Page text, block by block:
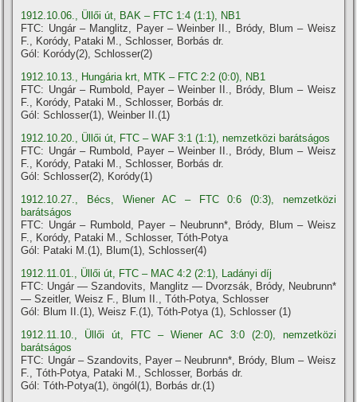
1912.10.06., Üllői út, BAK – FTC 1:4 (1:1), NB1
FTC: Ungár – Manglitz, Payer – Weinber II., Bródy, Blum – Weisz
F., Koródy, Pataki M., Schlosser, Borbás dr.
Gól: Koródy(2), Schlosser(2)
1912.10.13., Hungária krt, MTK – FTC 2:2 (0:0), NB1
FTC: Ungár – Rumbold, Payer – Weinber II., Bródy, Blum – Weisz
F., Koródy, Pataki M., Schlosser, Borbás dr.
Gól: Schlosser(1), Weinber II.(1)
1912.10.20., Üllői út, FTC – WAF 3:1 (1:1), nemzetközi barátságos
FTC: Ungár – Rumbold, Payer – Weinber II., Bródy, Blum – Weisz
F., Koródy, Pataki M., Schlosser, Borbás dr.
Gól: Schlosser(2), Koródy(1)
1912.10.27., Bécs, Wiener AC – FTC 0:6 (0:3), nemzetközi
barátságos
FTC: Ungár – Rumbold, Payer – Neubrunn*, Bródy, Blum – Weisz
F., Koródy, Pataki M., Schlosser, Tóth-Potya
Gól: Pataki M.(1), Blum(1), Schlosser(4)
1912.11.01., Üllői út, FTC – MAC 4:2 (2:1), Ladányi dí­j
FTC: Ungár — Szandovits, Manglitz — Dvorzsák, Bródy, Neubrunn*
— Szeitler, Weisz F., Blum II., Tóth-Potya, Schlosser
Gól: Blum II.(1), Weisz F.(1), Tóth-Potya (1), Schlosser (1)
1912.11.10., Üllői út, FTC – Wiener AC 3:0 (2:0), nemzetközi
barátságos
FTC: Ungár – Szandovits, Payer – Neubrunn*, Bródy, Blum – Weisz
F., Tóth-Potya, Pataki M., Schlosser, Borbás dr.
Gól: Tóth-Potya(1), öngól(1), Borbás dr.(1)